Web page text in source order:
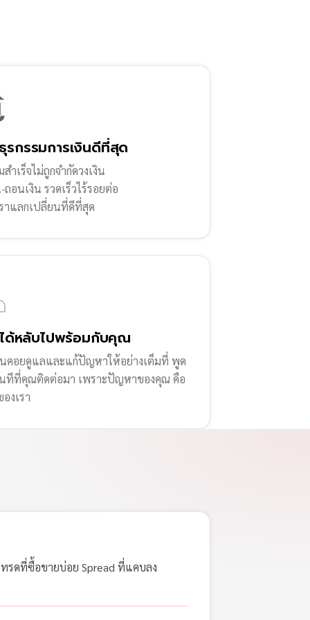
กรรมการเงินดีที่สุด
ำเร็จไม่ถูกจำกัดวงเงิน
ถอนเงิน รวดเร็วไร้รอยต่อ
าแลกเปลี่ยนที่ดีที่สุด
ได้หลับไปพร้อมกับคุณ
คอยดูแลและแก้ปัญหาให้อย่างเต็มที่ พูด
ทีที่คุณติดต่อมา เพราะปัญหาของคุณ คือ
งเรา
รดที่ซื้อขายบ่อย Spread ที่แคบลง